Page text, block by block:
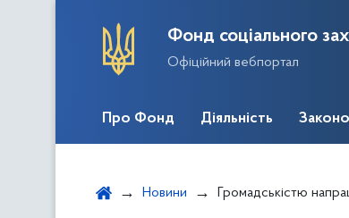
Фонд соціального
Офіційний вебпортал
Про Фонд Діяльність
Новини Громадськістю